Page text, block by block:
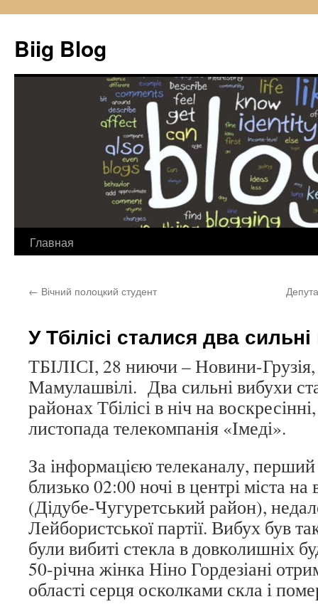
Biig Blog
Перейти
содержимому
Главная
← Вічний полоцкий студент
У Тбілісі сталися два
ТБІЛІСІ, 28 ниючи – Новини-
Мамулашвілі. Два сильні вибухи
районах Тбілісі в ніч на
листопада телекомпанія «Імеді».
За інформацією телеканалу, перший
близько 02:00 ночі в центрі міста
(Дідубе-Чугуретський район),
Лейбористської партії. Вибух був
були вибиті стекла в довколишніх
50-річна жінка Ніно Гордезіані
області серця осколками скла і